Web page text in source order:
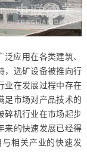
应用在各类建筑、
，选矿设备被推向行
业在发展过程中存在
足市场对产品技术的
碎机行业在市场起步
来的快速发展已经得
相关产业的快速发